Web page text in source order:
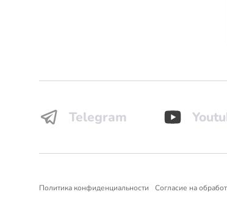
Telegram
Политика конфиденциальности Согласие на